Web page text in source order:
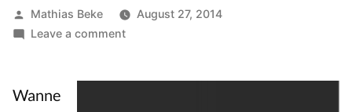
Posted
by
Mathias Beke
August 27, 2014
Leave a commenton
Wanne